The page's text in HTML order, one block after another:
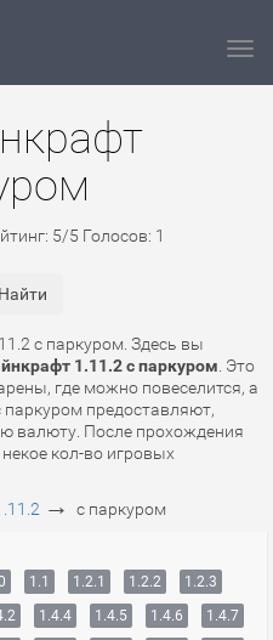
5/5 Голосов: 1
с паркуром. Здесь вы
1.11.2 с паркуром . Это
где можно повеселится, а
предоставляют,
валюту. После прохождения
кол-во игровых
→ с паркуром
1.1 1.2.1 1.2.2
1.2.3
1.4.4 1.4.5 1.4.6
1.4.7